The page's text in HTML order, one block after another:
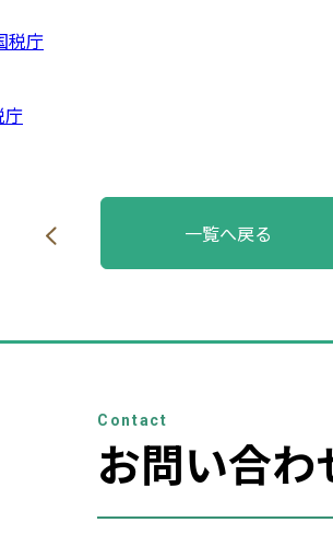
税庁
庁
一覧へ戻る
Contact
お問い合わ